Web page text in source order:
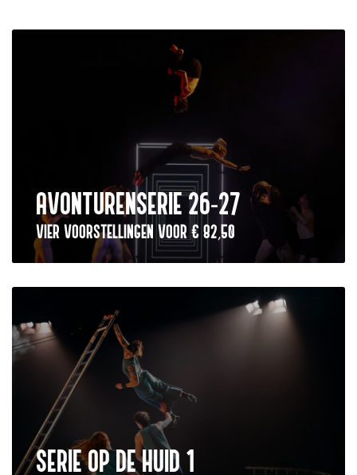
AVONTURENSERIE 26-27
VIER VOORSTELLINGEN VOOR € 82,50
SERIE OP DE HUID 1